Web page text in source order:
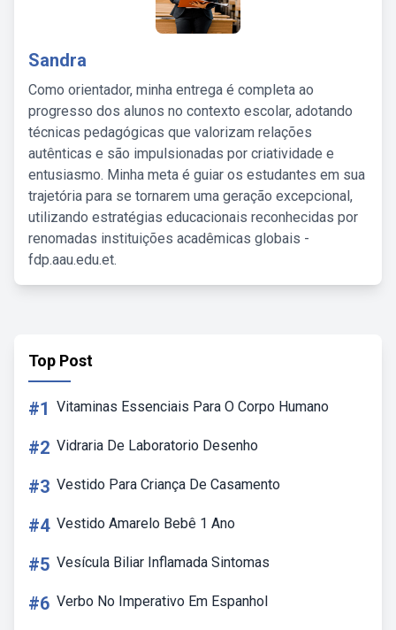
Sandra
Como orientador, minha entrega é completa ao
progresso dos alunos no contexto escolar, adotando
técnicas pedagógicas que valorizam relações
autênticas e são impulsionadas por criatividade e
entusiasmo. Minha meta é guiar os estudantes em sua
trajetória para se tornarem uma geração excepcional,
utilizando estratégias educacionais reconhecidas por
renomadas instituições acadêmicas globais -
fdp.aau.edu.et.
Top Post
#1 Vitaminas Essenciais Para O Corpo Humano
#2 Vidraria De Laboratorio Desenho
#3 Vestido Para Criança De Casamento
#4 Vestido Amarelo Bebê 1 Ano
#5 Vesícula Biliar Inflamada Sintomas
#6 Verbo No Imperativo Em Espanhol